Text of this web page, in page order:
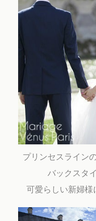
プリンセスライン
バックスタ
可愛らしい新婦